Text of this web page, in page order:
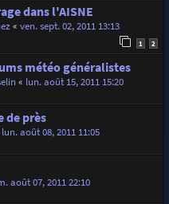
dans l'AISNE
« ven. sept. 02, 2011 13:13
1 2
météo généralistes
« lun. août 15, 2011 15:20
de près
lun. août 08, 2011 11:05
août 07, 2011 22:10